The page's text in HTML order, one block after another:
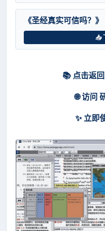
《圣经真实可信吗？》
📥
📚 点击返
🌐 访问
✨ 立即